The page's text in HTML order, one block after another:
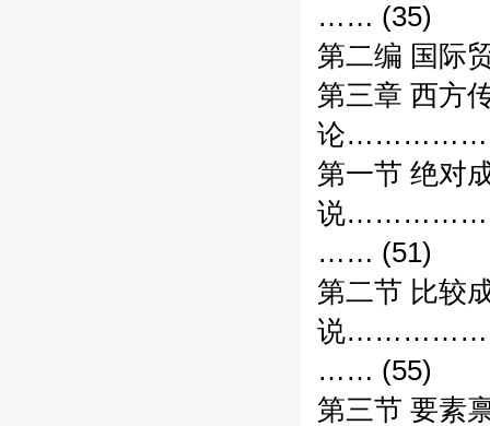
…… (35)
第二编 国际
第三章 西方
论
第一节 绝对
说
…… (51)
第二节 比较
说
…… (55)
第三节 要素